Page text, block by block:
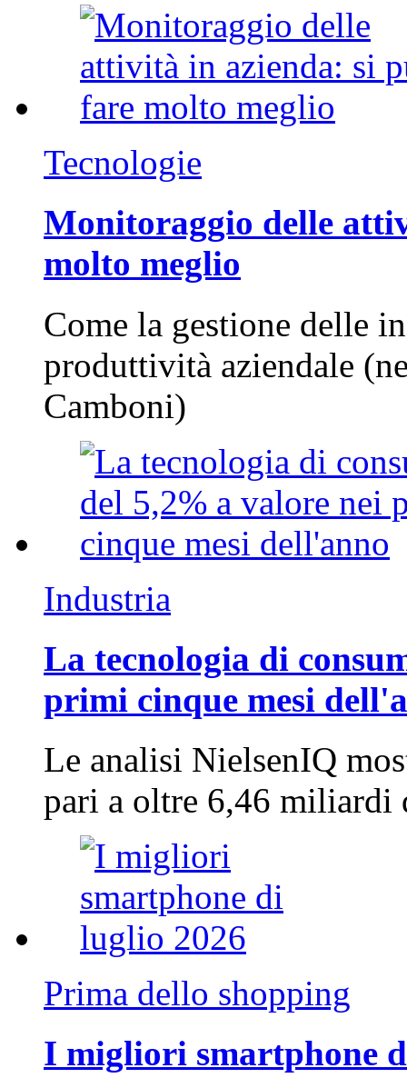
Tecnologie
Monitoraggio delle
molto meglio
Come la gestione delle
produttività aziendale
Camboni)
Industria
La tecnologia di
primi cinque mesi
Le analisi NielsenIQ
pari a oltre 6,46
Prima dello shopping
I migliori smartphone